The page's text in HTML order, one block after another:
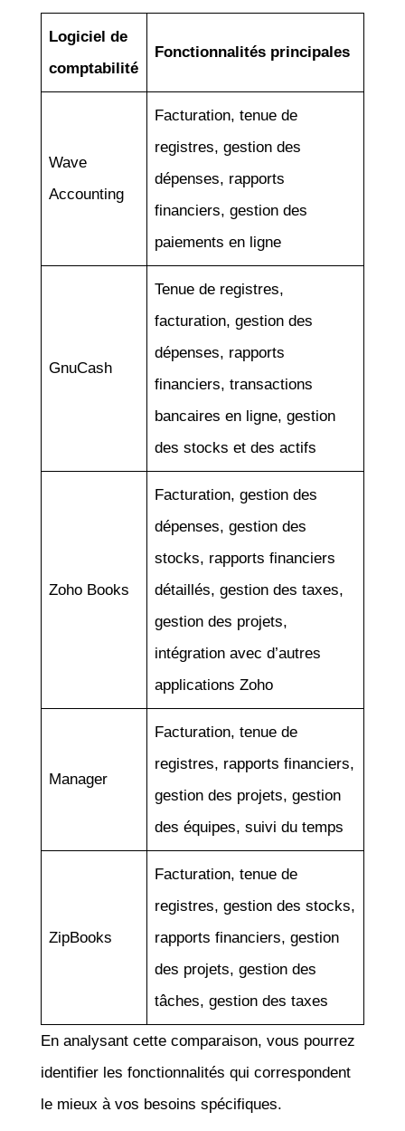
Logiciel de
comptabilité
Fonctionnalités principales
Wave
Accounting
Facturation, tenue de
registres, gestion des
dépenses, rapports
financiers, gestion des
paiements en ligne
GnuCash
Tenue de registres,
facturation, gestion des
dépenses, rapports
financiers, transactions
bancaires en ligne, gestion
des stocks et des actifs
Zoho Books
Facturation, gestion des
dépenses, gestion des
stocks, rapports financiers
détaillés, gestion des taxes,
gestion des projets,
intégration avec d’autres
applications Zoho
Manager
Facturation, tenue de
registres, rapports financiers,
gestion des projets, gestion
des équipes, suivi du temps
ZipBooks
Facturation, tenue de
registres, gestion des stocks,
rapports financiers, gestion
des projets, gestion des
tâches, gestion des taxes
En analysant cette comparaison, vous pourrez
identifier les fonctionnalités qui correspondent
le mieux à vos besoins spécifiques.